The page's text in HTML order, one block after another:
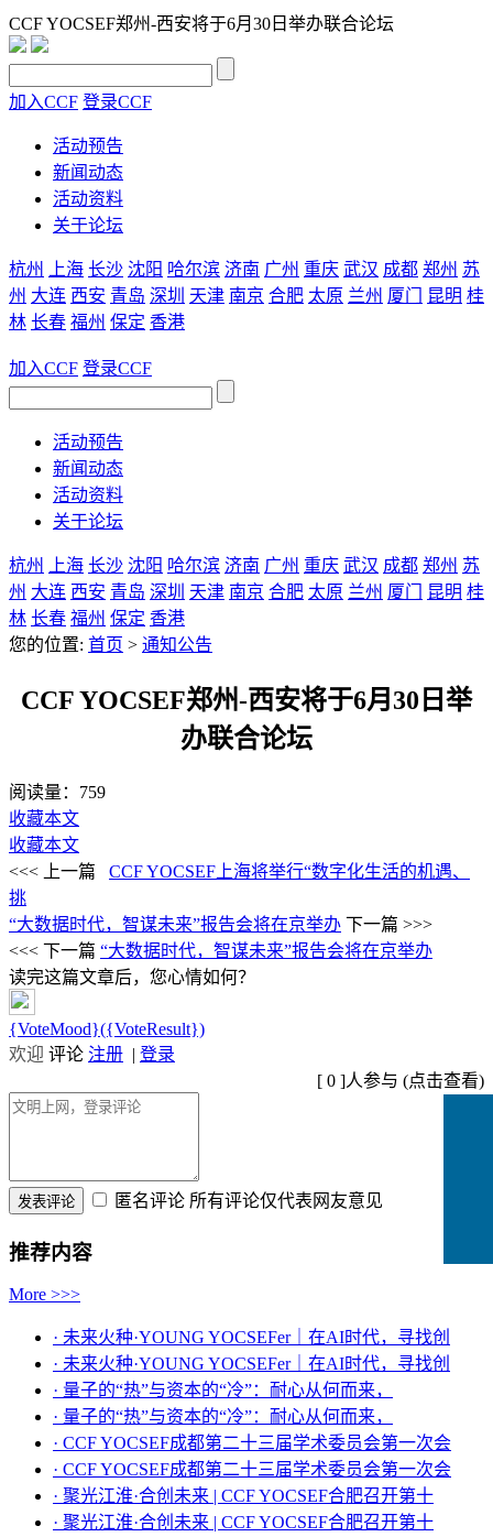
CCF YOCSEF郑州-西安将于6月30日举办联合论坛
加入CCF 登录CCF
活动预告
新闻动态
活动资料
关于论坛
杭州 上海 长沙 沈阳 哈尔滨 济南 广州 重庆 武汉 成都 郑州 苏
州 大连 西安 青岛 深圳 天津 南京 合肥 太原 兰州 厦门 昆明 桂
林 长春 福州 保定 香港
加入CCF 登录CCF
活动预告
新闻动态
活动资料
关于论坛
杭州 上海 长沙 沈阳 哈尔滨 济南 广州 重庆 武汉 成都 郑州 苏
州 大连 西安 青岛 深圳 天津 南京 合肥 太原 兰州 厦门 昆明 桂
林 长春 福州 保定 香港
您的位置: 首页 > 通知公告
CCF YOCSEF郑州-西安将于6月30日举
办联合论坛
阅读量： 759
收藏本文
收藏本文
<<< 上一篇
CCF YOCSEF上海将举行“数字化生活的机遇、
挑
“大数据时代，智谋未来”报告会将在京举办 下一篇 >>>
<<< 下一篇 “大数据时代，智谋未来”报告会将在京举办
读完这篇文章后，您心情如何？
{VoteMood}({VoteResult})
欢迎 评论 注册 | 登录
[ 0 ]人参与 (点击查看)
匿名评论 所有评论仅代表网友意见
推荐内容
More >>>
· 未来火种·YOUNG YOCSEFer｜在AI时代，寻找创
· 未来火种·YOUNG YOCSEFer｜在AI时代，寻找创
· 量子的“热”与资本的“冷”：耐心从何而来，
· 量子的“热”与资本的“冷”：耐心从何而来，
· CCF YOCSEF成都第二十三届学术委员会第一次会
· CCF YOCSEF成都第二十三届学术委员会第一次会
· 聚光江淮·合创未来 | CCF YOCSEF合肥召开第十
· 聚光江淮·合创未来 | CCF YOCSEF合肥召开第十